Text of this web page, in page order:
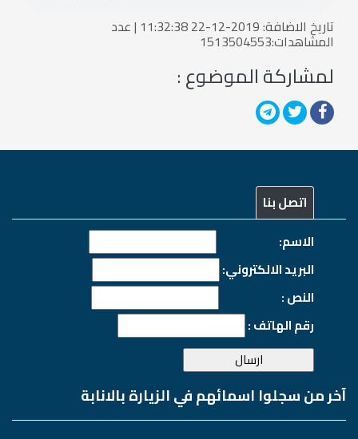
تاريخ الاضافة: 2019-12-22 11:32:38 | عدد
المشاهدات:1513504553
لمشاركة الموضوع :
اتصل بنا
الاسم:
البريد الالكتروني:
النص :
رقم الهاتف :
آخر من سجلوا اسمائهم في الزيارة بالانابة